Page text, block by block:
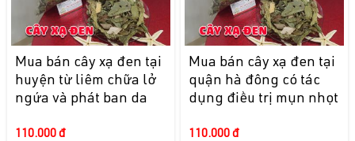
Mua bán cây xạ đen tại
huyện từ liêm chữa lở
ngứa và phát ban da
110.000 đ
Mua bán cây xạ đen tại
quận hà đông có tác
dụng điều trị mụn nhọt
110.000 đ